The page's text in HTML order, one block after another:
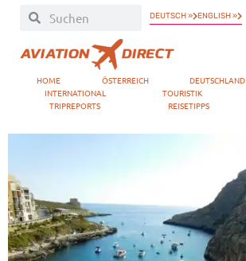
DEUTSCH » ENGLISH »
HOME ÖSTERREICH DEUTSCHLAND
INTERNATIONAL
TOURISTIK
TRIPREPORTS
REISETIPPS